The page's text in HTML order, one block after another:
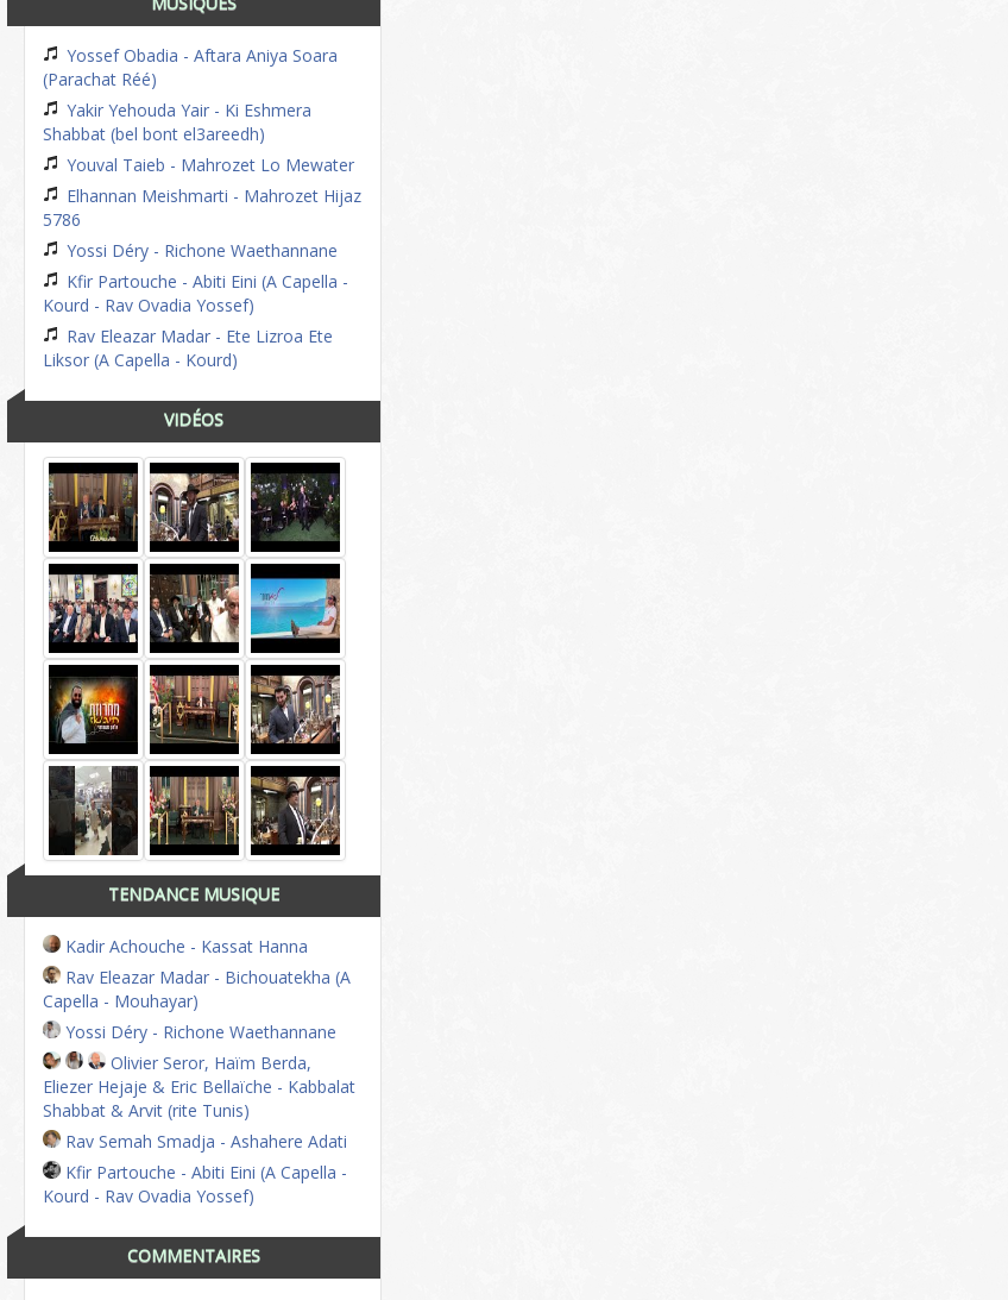
Yossef Obadia - Aftara Aniya Soara
(Parachat Réé)
Yakir Yehouda Yair - Ki Eshmera
Shabbat (bel bont el3areedh)
Youval Taieb - Mahrozet Lo Mewater
Elhannan Meishmarti - Mahrozet Hijaz
5786
Yossi Déry - Richone Waethannane
Kfir Partouche - Abiti Eini (A Capella -
Kourd - Rav Ovadia Yossef)
Rav Eleazar Madar - Ete Lizroa Ete
Liksor (A Capella - Kourd)
VIDÉOS
TENDANCE MUSIQUE
Kadir Achouche - Kassat Hanna
Rav Eleazar Madar - Bichouatekha (A
Capella - Mouhayar)
Yossi Déry - Richone Waethannane
Olivier Seror, Haïm Berda,
Eliezer Hejaje & Eric Bellaïche - Kabbalat
Shabbat & Arvit (rite Tunis)
Rav Semah Smadja - Ashahere Adati
Kfir Partouche - Abiti Eini (A Capella -
Kourd - Rav Ovadia Yossef)
COMMENTAIRES